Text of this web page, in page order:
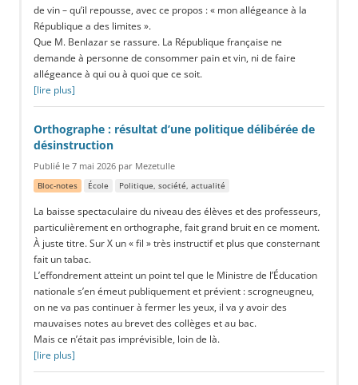
de vin – qu’il repousse, avec ce propos : « mon allégeance à la
République a des limites ».
Que M. Benlazar se rassure. La République française ne
demande à personne de consommer pain et vin, ni de faire
allégeance à qui ou à quoi que ce soit.
[lire plus]
Orthographe : résultat d’une politique délibérée de
désinstruction
Publié le 7 mai 2026 par Mezetulle
Bloc-notes École Politique, société, actualité
La baisse spectaculaire du niveau des élèves et des professeurs,
particulièrement en orthographe, fait grand bruit en ce moment.
À juste titre. Sur X un « fil » très instructif et plus que consternant
fait un tabac.
L’effondrement atteint un point tel que le Ministre de l’Éducation
nationale s’en émeut publiquement et prévient : scrogneugneu,
on ne va pas continuer à fermer les yeux, il va y avoir des
mauvaises notes au brevet des collèges et au bac.
Mais ce n’était pas imprévisible, loin de là.
[lire plus]